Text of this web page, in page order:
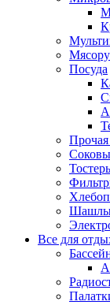
Посуда
Прочая
Все для